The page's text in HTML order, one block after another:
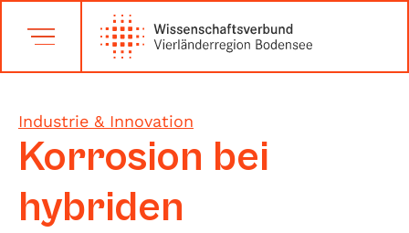
Industrie & Innovation
Korrosion bei
hybriden